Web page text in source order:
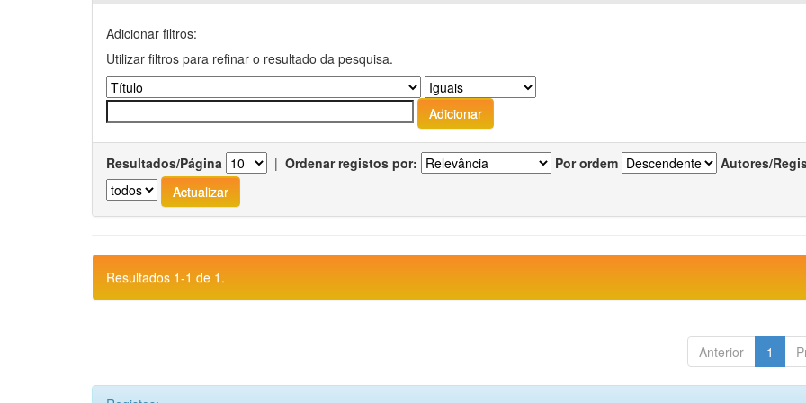
Adicionar filtros:
Utilizar filtros para refinar o resultado da pesquisa.
Resultados/Página | Ordenar registos por: Por ordem Autores/
Resultados 1-1 de 1.
Anterior 1